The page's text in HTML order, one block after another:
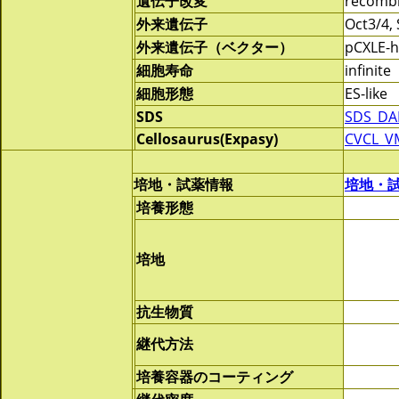
外来遺伝子
Oct3/4,
外来遺伝子（ベクター）
pCXLE-
細胞寿命
infinite
細胞形態
ES-like
SDS
Cellosaurus(Expasy)
培地・試薬情報
培地・
培養形態
培地
抗生物質
継代方法
培養容器のコーティング